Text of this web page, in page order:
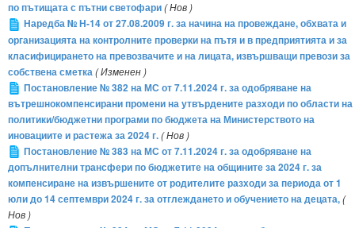
по пътищата с пътни светофари( Нов )
Наредба № Н-14 от 27.08.2009 г. за начина на провеждане, обхвата и
организацията на контролните проверки на пътя и в предприятията и за
класифицирането на превозвачите и на лицата, извършващи превози за
собствена сметка( Изменен )
Постановление № 382 на МС от 7.11.2024 г. за одобряване на
вътрешнокомпенсирани промени на утвърдените разходи по области на
политики/бюджетни програми по бюджета на Министерството на
иновациите и растежа за 2024 г.( Нов )
Постановление № 383 на МС от 7.11.2024 г. за одобряване на
допълнителни трансфери по бюджетите на общините за 2024 г. за
компенсиране на извършените от родителите разходи за периода от 1
юли до 14 септември 2024 г. за отглеждането и обучението на децата,(
Нов )